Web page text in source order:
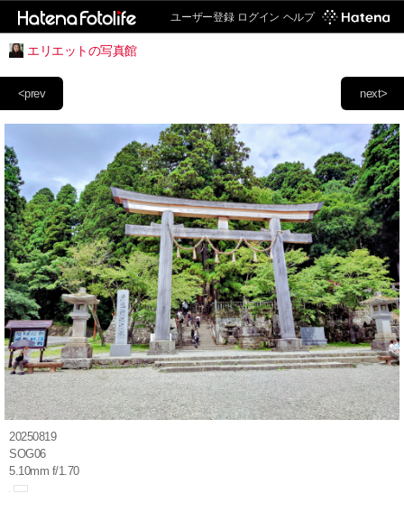
ユーザー登録 ログイン ヘルプ
エリエットの写真館
next>
<prev
20250819
SOG06
5.10mm f/1.70